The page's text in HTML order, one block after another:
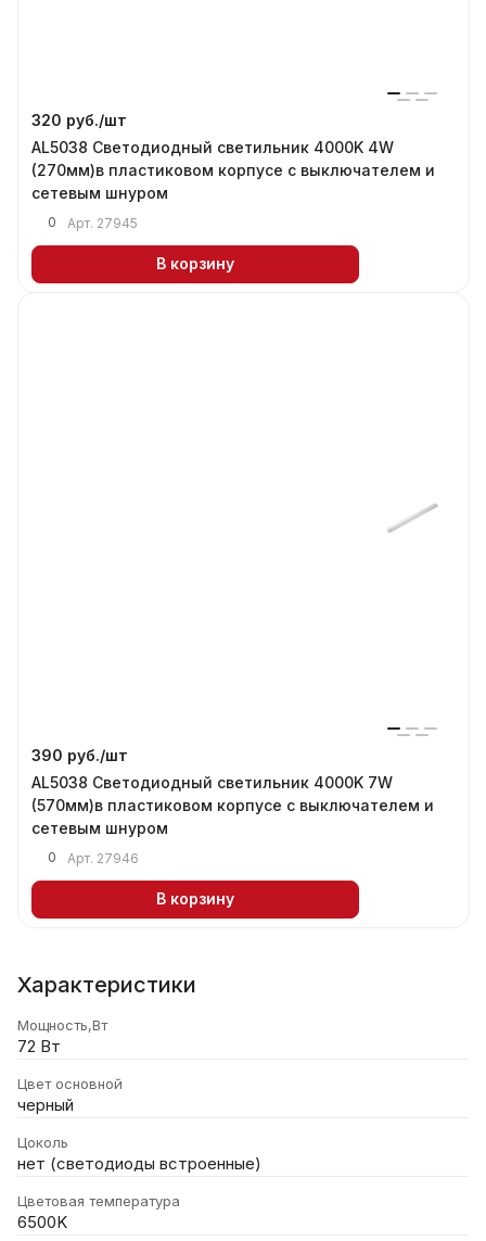
320 руб./шт
AL5038 Светодиодный светильник 4000K 4W
(270мм)в пластиковом корпусе с выключателем и
сетевым шнуром
0 Арт. 27945
В корзину
390 руб./шт
AL5038 Светодиодный светильник 4000K 7W
(570мм)в пластиковом корпусе с выключателем и
сетевым шнуром
0 Арт. 27946
В корзину
Характеристики
Мощность,Вт
72 Вт
Цвет основной
черный
Цоколь
нет (светодиоды встроенные)
Цветовая температура
6500K